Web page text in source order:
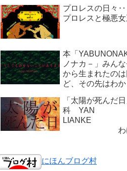
プロレスの日々
プロレスと極悪
本「
ノナカ－」みん
から生まれたの
ど、その先はわ
「太陽が死んだ
科 YAN
わけの
にほんブログ村